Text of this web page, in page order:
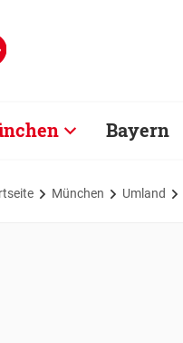
Bayern
München Umland